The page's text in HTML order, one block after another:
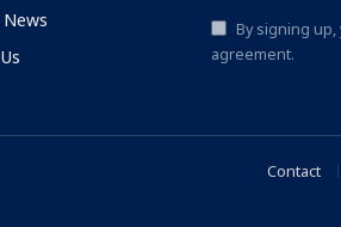
By signing
agreement.
Contact